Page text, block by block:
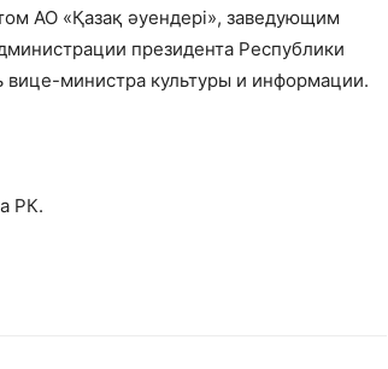
АО «Қазақ әуендері», заведующим
президента Республики
вице-министра культуры и информации.
РК.